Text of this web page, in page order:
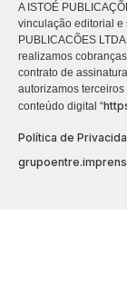
A ISTOÉ
vinculação editorial e
PUBLICACÕES
realizamos
contrato de
autorizamos
conteúdo digital “
Política de